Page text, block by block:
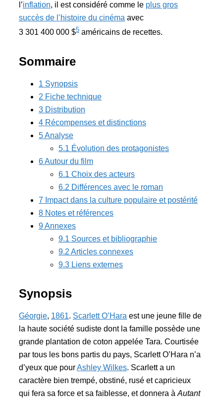
l’inflation, il est considéré comme le plus gros
succès de l’histoire du cinéma avec
3 301 400 000 $5 américains de recettes.
Sommaire
1 Synopsis
2 Fiche technique
3 Distribution
4 Récompenses et distinctions
5Analyse
5.1 Évolution des protagonistes
6Autour du film
6.1 Choix des acteurs
6.2 Différences avec le roman
7 Impact dans la culture populaire et postérité
8 Notes et références
9Annexes
9.1 Sources et bibliographie
9.2 Articles connexes
9.3 Liens externes
Synopsis
Géorgie, 1861. Scarlett O’Hara est une jeune fille de
la haute société sudiste dont la famille possède une
grande plantation de coton appelée Tara. Courtisée
par tous les bons partis du pays, Scarlett O’Hara n’a
d’yeux que pourAshley Wilkes. Scarlett a un
caractère bien trempé, obstiné, rusé et capricieux
qui fera sa force et sa faiblesse, et donnera à Autant